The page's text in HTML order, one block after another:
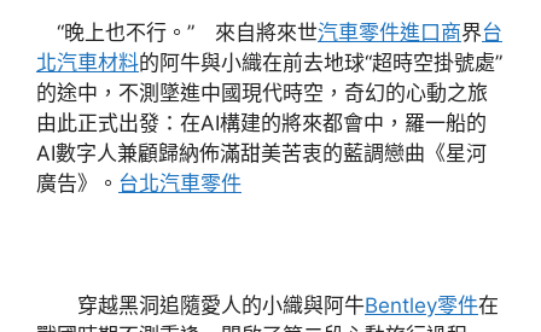
“晚上也不行。” 來自將來世汽車零件進口商界台
北汽車材料的阿牛與小織在前去地球“超時空掛號處”
的途中，不測墜進中國現代時空，奇幻的心動之旅
由此正式出發：在AI構建的將來都會中，羅一船的
AI數字人兼顧歸納佈滿甜美苦衷的藍調戀曲《星河
廣告》。 台北汽車零件
穿越黑洞追隨愛人的小織與阿牛Bentley零件在